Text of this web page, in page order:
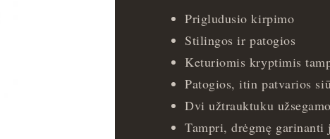
Prigludusio kirpimo
Stilingos ir patogios
Keturiomis kryptimis
Patogios, itin patvarios
Dvi užtrauktuku
Tampri, drėgmę garinanti